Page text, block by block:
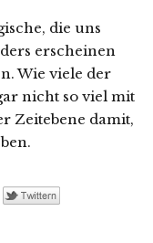
die uns
erscheinen
Wie viele der
nicht so viel mit
Zeitebene damit,